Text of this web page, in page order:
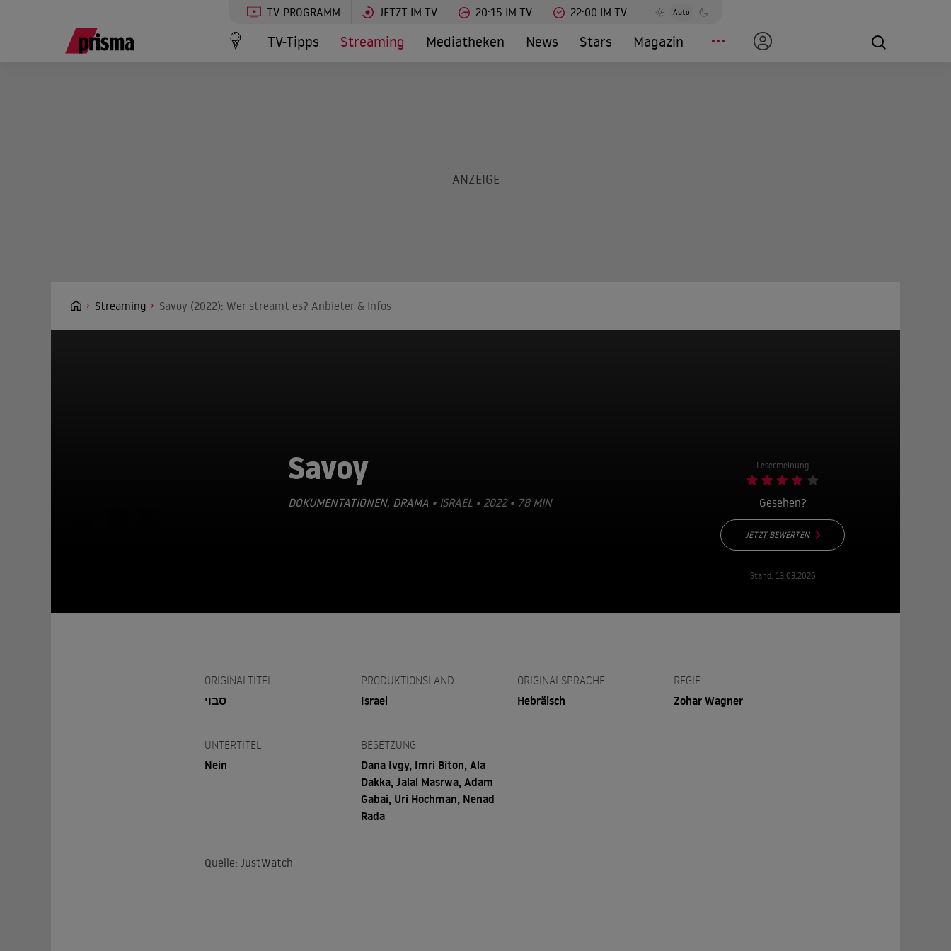
TV-PROGRAMM JETZT IM TV 20:15 IM TV 22:00 IM TV Auto
TV-Tipps Streaming Mediatheken News Stars Magazin
Streaming Savoy (2022): Wer streamt es? Anbieter & Infos
Savoy
DOKUMENTATIONEN, DRAMA • ISRAEL • 2022 • 78 MIN
Lesermeinung
Gesehen?
JETZT BEWERTEN
Stand: 13.03.2026
ORIGINALTITEL
סבוי
PRODUKTIONSLAND
Israel
ORIGINALSPRACHE
Hebräisch
REGIE
Zohar Wagner
UNTERTITEL
Nein
BESETZUNG
Dana Ivgy, Imri Biton, Ala
Dakka, Jalal Masrwa, Adam
Gabai, Uri Hochman, Nenad
Rada
Quelle: JustWatch